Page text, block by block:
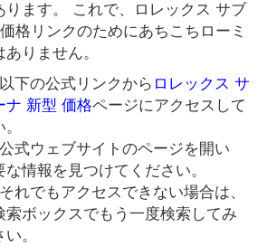
ります。 これで、ロレックス サブ
格リンクのためにあちこちローミ
りません。
以下の公式リンクから ロレックス サ
ナ 新型 価格ページにアクセスして
公式ウェブサイトのページを開い
情報を見つけてください。
それでもアクセスできない場合は、
索ボックスでもう一度検索してみ
。